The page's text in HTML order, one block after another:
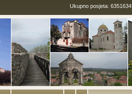
Ukupno posjeta: 6351634